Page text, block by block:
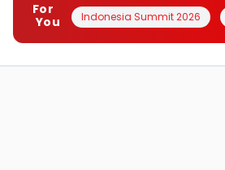
For
You
Indonesia Summit 2026